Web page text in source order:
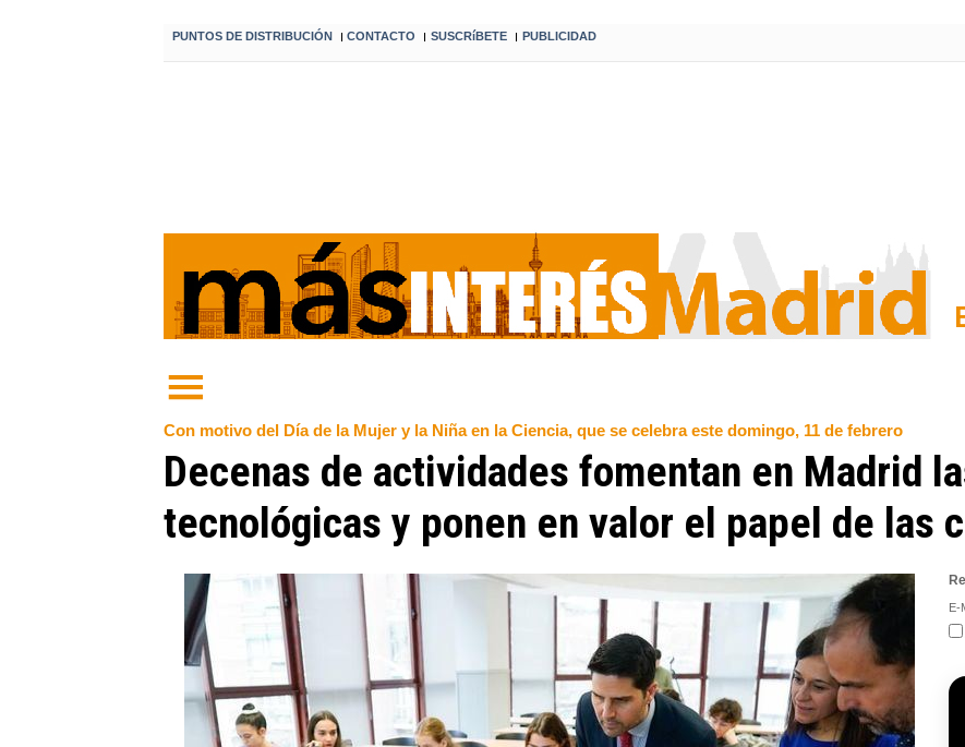
PUNTOS DE DISTRIBUCIÓN I CONTACTO I SUSCRíBETE I PUBLICIDAD
Con motivo del Día de la Mujer y la Niña en la Ciencia, que se celebra este domingo, 11 de febrero
Decenas de actividades fomentan en Madrid
tecnológicas y ponen en valor el papel de las
E-